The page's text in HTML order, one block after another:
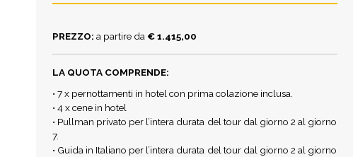
PREZZO: a partire da € 1.415,00
LA QUOTA COMPRENDE:
• 7 x pernottamenti in hotel con prima colazione inclusa.
• 4 x cene in hotel
• Pullman privato per l’intera durata del tour dal giorno 2 al giorno
7.
• Guida in Italiano per l’intera durata del tour dal giorno 2 al giorno